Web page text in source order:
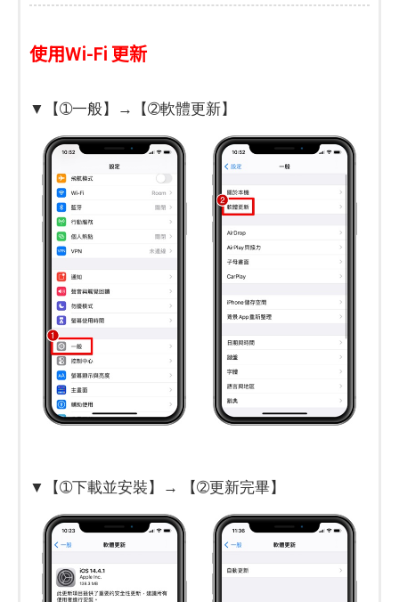
使用Wi-Fi 更新
▼【➀一般】→【➁軟體更新】
▼【➀下載並安裝】→ 【➁更新完畢】